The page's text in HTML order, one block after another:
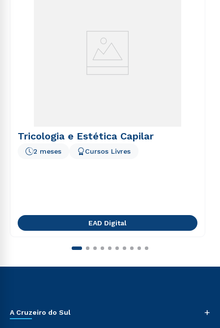
Tricologia e Estética Capilar
2 meses Cursos Livres
EAD Digital
A Cruzeiro do Sul +